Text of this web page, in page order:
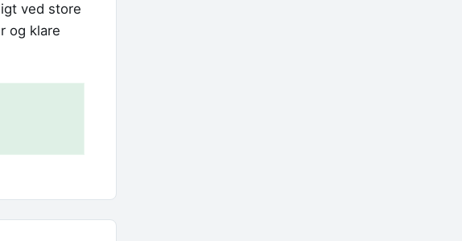
ved store
og klare